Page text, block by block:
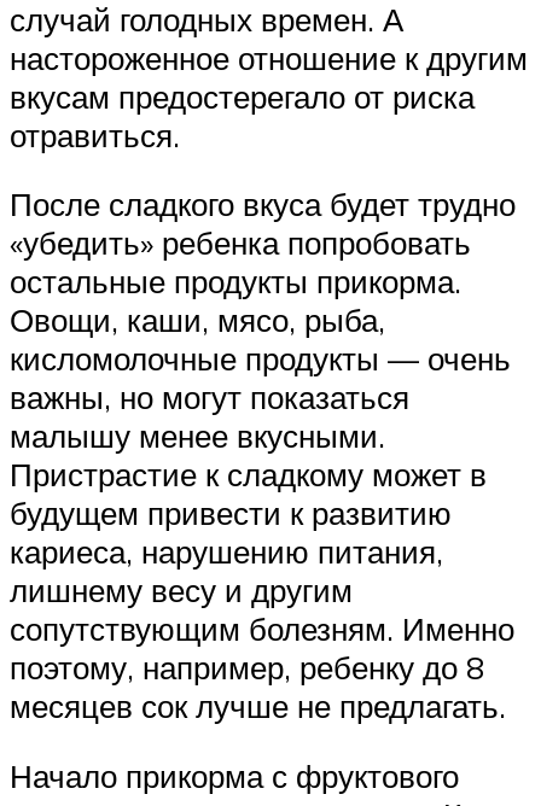
случай голодных времен. А
настороженное отношение к другим
вкусам предостерегало от риска
отравиться.
После сладкого вкуса будет трудно
«убедить» ребенка попробовать
остальные продукты прикорма.
Овощи, каши, мясо, рыба,
кисломолочные продукты — очень
важны, но могут показаться
малышу менее вкусными.
Пристрастие к сладкому может в
будущем привести к развитию
кариеса, нарушению питания,
лишнему весу и другим
сопутствующим болезням. Именно
поэтому, например, ребенку до 8
месяцев сок лучше не предлагать.
Начало прикорма с фруктового